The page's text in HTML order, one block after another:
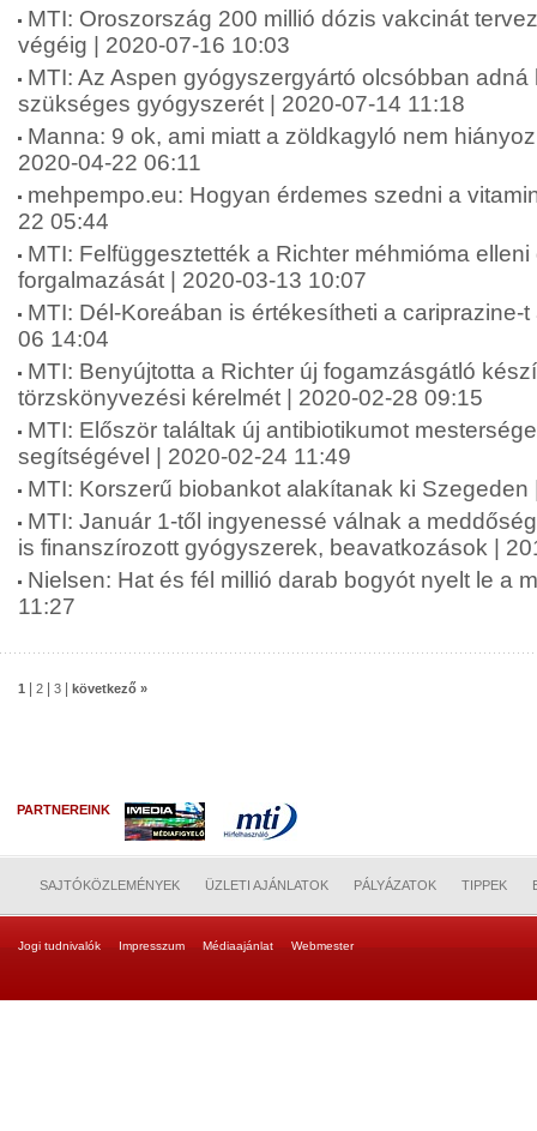
MTI: Oroszország 200 millió dózis vakcinát
végéig | 2020-07-16 10:03
MTI: Az Aspen gyógyszergyártó olcsóbban
szükséges gyógyszerét | 2020-07-14 11:18
Manna: 9 ok, ami miatt a zöldkagyló nem
2020-04-22 06:11
mehpempo.eu: Hogyan érdemes szedni a
22 05:44
MTI: Felfüggesztették a Richter méhmióma
forgalmazását | 2020-03-13 10:07
MTI: Dél-Koreában is értékesítheti a cariprazine-
06 14:04
MTI: Benyújtotta a Richter új fogamzásgátló
törzskönyvezési kérelmét | 2020-02-28 09:15
MTI: Először találtak új antibiotikumot
segítségével | 2020-02-24 11:49
MTI: Korszerű biobankot alakítanak ki
MTI: Január 1-től ingyenessé válnak a
is finanszírozott gyógyszerek, beavatkozások |
Nielsen: Hat és fél millió darab bogyót nyelt le a
11:27
1 2 3 következő »
PARTNEREINK
SAJTÓKÖZLEMÉNYEK ÜZLETI AJÁNLATOK PÁLYÁZATOK TIPPEK
Jogi tudnivalók Impresszum Médiaajánlat Webmester